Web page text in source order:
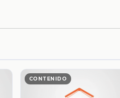
CONTENIDO